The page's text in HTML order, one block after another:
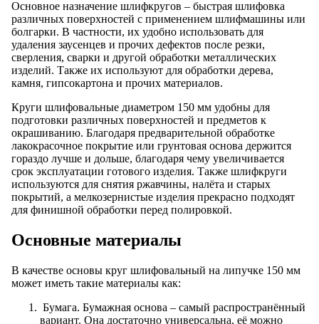
Основное назначение шлифкругов – быстрая шлифовка
различных поверхностей с применением шлифмашины или
болгарки. В частности, их удобно использовать для
удаления заусенцев и прочих дефектов после резки,
сверления, сварки и другой обработки металлических
изделий. Также их используют для обработки дерева,
камня, гипсокартона и прочих материалов.
Круги шлифовальные диаметром 150 мм удобны для
подготовки различных поверхностей и предметов к
окрашиванию. Благодаря предварительной обработке
лакокрасочное покрытие или грунтовая основа держится
гораздо лучше и дольше, благодаря чему увеличивается
срок эксплуатации готового изделия. Также шлифкруги
используются для снятия ржавчины, налёта и старых
покрытий, а мелкозернистые изделия прекрасно подходят
для финишной обработки перед полировкой.
Основные материалы
В качестве основы круг шлифовальный на липучке 150 мм
может иметь такие материалы как:
Бумага. Бумажная основа – самый распространённый
вариант. Она достаточно универсальна, её можно